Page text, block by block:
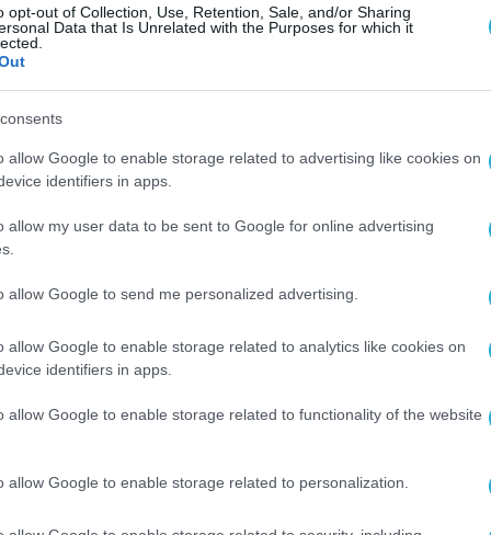
opt-out of Collection, Use, Retention, Sale, and/or Sharing
Data that Is Unrelated with the Purposes for which it
allow Google to enable storage related to advertising like cookies on
identifiers in apps.
allow my user data to be sent to Google for online advertising
allow Google to send me personalized advertising.
allow Google to enable storage related to analytics like cookies on
identifiers in apps.
allow Google to enable storage related to functionality of the website
allow Google to enable storage related to personalization.
ότι από το 2019 η χώρα έχει σημειώσει, όπως
πρόοδο» σε πολλούς τομείς
εξηγεί ότι επέλεξε να παρουσιάσει την
με «μετρήσιμο και τεκμηριωμένο
πως οι πολίτες κρίνουν κυρίως το
ανάμεσα στις δεσμεύσεις και στα
εκείνη που χτίζει την εμπιστοσύνη.
υποστηρίζει ότι η κυβέρνηση επιδιώκει να
ότι εννέα στις δέκα
του 2023 είτε έχουν ήδη υλοποιηθεί
τροχιά υλοποίησης.
ύπαρξης και ίσως το 2026 είναι η χρονιά
κερδίσει για να είναι αυτός ο